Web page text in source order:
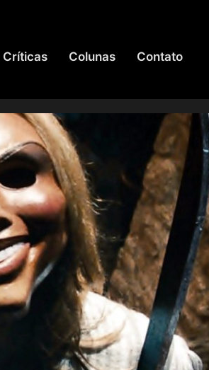
Críticas Colunas Contato